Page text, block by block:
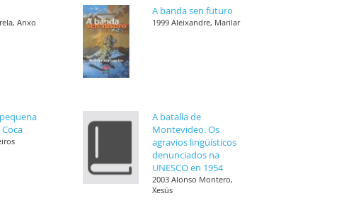
Anxo
A banda sen futuro
1999 Aleixandre, Marilar
A batalla de
Montevideo. Os
agravios lingüísticos
denunciados na
UNESCO en 1954
2003 Alonso Montero,
Xesús